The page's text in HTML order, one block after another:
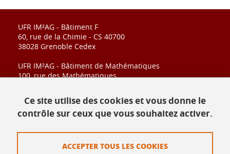
UFR IM²AG - Bâtiment F
60, rue de la Chimie - CS 40700
38028 Grenoble Cedex
UFR IM²AG - Bâtiment de Mathématiques
100, rue des Mathématiques
Contact
Ce site utilise des cookies et vous donne le
contrôle sur ceux que vous souhaitez activer.
ACCEPTER TOUS LES COOKIES